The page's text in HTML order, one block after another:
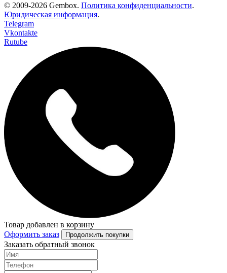
© 2009-2026 Gembox. Политика конфиденциальности.
Юридическая информация.
Telegram
Vkontakte
Rutube
Товар добавлен в корзину
Оформить заказ
Продолжить покупки
Заказать обратный звонок